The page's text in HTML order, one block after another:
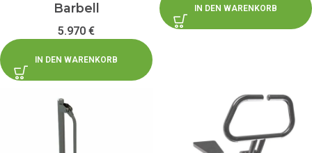
Barbell
5.970 €
IN DEN WARENKORB
IN DEN WARENKORB